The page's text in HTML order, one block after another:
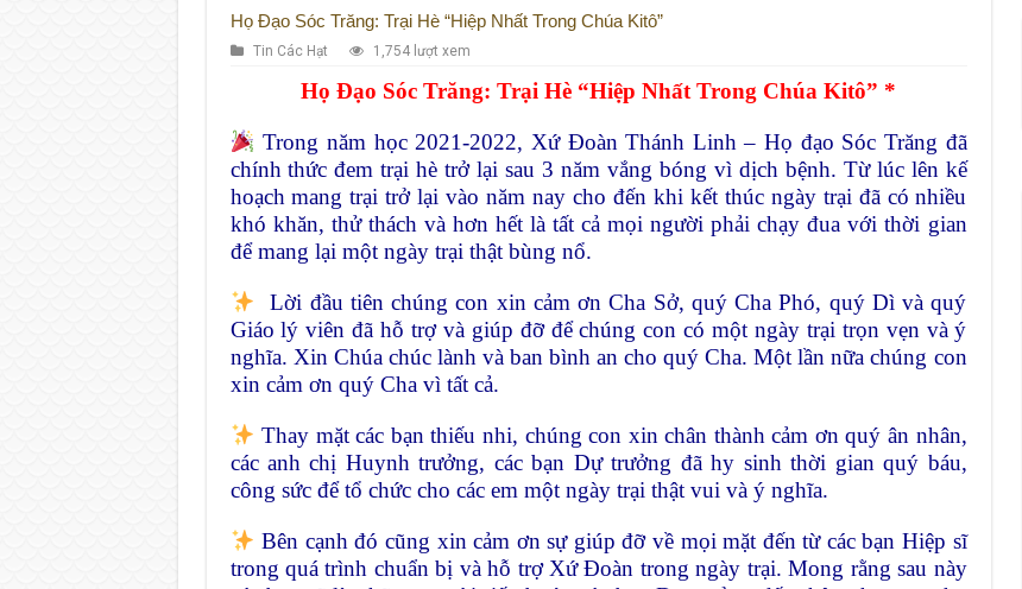
Họ Đạo Sóc Trăng: Trại Hè “Hiệp Nhất Trong Chúa Kitô”
Tin Các Hạt 1,754 lượt xem
Họ Đạo Sóc Trăng: Trại Hè “Hiệp Nhất Trong Chúa Kitô” *
Trong năm học 2021-2022, Xứ Đoàn Thánh Linh – Họ đạo Sóc Trăng đã
chính thức đem trại hè trở lại sau 3 năm vắng bóng vì dịch bệnh. Từ lúc lên kế
hoạch mang trại trở lại vào năm nay cho đến khi kết thúc ngày trại đã có nhiều
khó khăn, thử thách và hơn hết là tất cả mọi người phải chạy đua với thời gian
để mang lại một ngày trại thật bùng nổ.
Lời đầu tiên chúng con xin cảm ơn Cha Sở, quý Cha Phó, quý Dì và quý
Giáo lý viên đã hỗ trợ và giúp đỡ để chúng con có một ngày trại trọn vẹn và ý
nghĩa. Xin Chúa chúc lành và ban bình an cho quý Cha. Một lần nữa chúng con
xin cảm ơn quý Cha vì tất cả.
Thay mặt các bạn thiếu nhi, chúng con xin chân thành cảm ơn quý ân nhân,
các anh chị Huynh trưởng, các bạn Dự trưởng đã hy sinh thời gian quý báu,
công sức để tổ chức cho các em một ngày trại thật vui và ý nghĩa.
Bên cạnh đó cũng xin cảm ơn sự giúp đỡ về mọi mặt đến từ các bạn Hiệp sĩ
trong quá trình chuẩn bị và hỗ trợ Xứ Đoàn trong ngày trại. Mong rằng sau này